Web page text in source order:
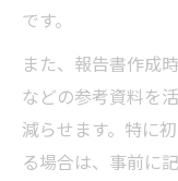
です。
また、報告書作成
などの参考資料を
減らせます。特に
る場合は、事前に